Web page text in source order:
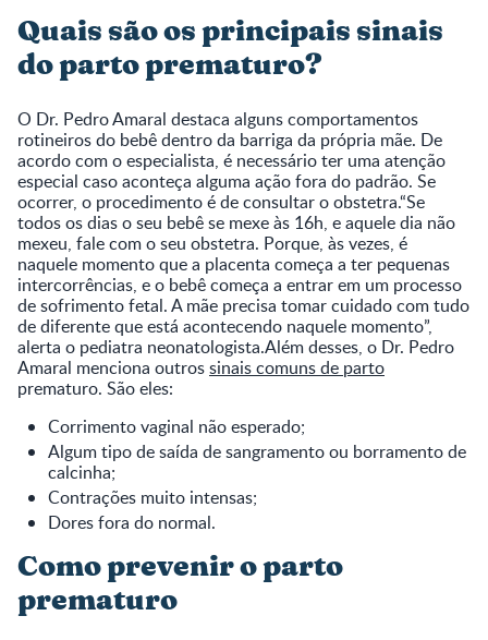
Quais são os principais sinais
do parto prematuro?
O Dr. Pedro Amaral destaca alguns comportamentos
rotineiros do bebê dentro da barriga da própria mãe. De
acordo com o especialista, é necessário ter uma atenção
especial caso aconteça alguma ação fora do padrão. Se
ocorrer, o procedimento é de consultar o obstetra.“Se
todos os dias o seu bebê se mexe às 16h, e aquele dia não
mexeu, fale com o seu obstetra. Porque, às vezes, é
naquele momento que a placenta começa a ter pequenas
intercorrências, e o bebê começa a entrar em um processo
de sofrimento fetal. A mãe precisa tomar cuidado com tudo
de diferente que está acontecendo naquele momento”,
alerta o pediatra neonatologista.Além desses, o Dr. Pedro
Amaral menciona outrossinais comuns de parto
prematuro. São eles:
Corrimento vaginal não esperado;
Algum tipo de saída de sangramento ou borramento de
calcinha;
Contrações muito intensas;
Dores fora do normal.
Como prevenir o parto
prematuro